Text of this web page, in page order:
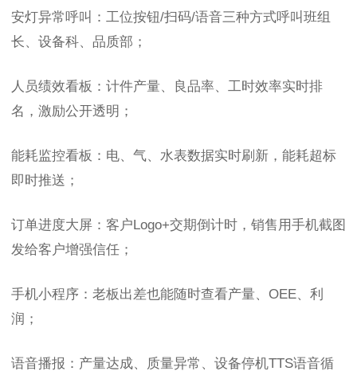
安灯异常呼叫：工位按钮/扫码/语音三种方式呼叫班组
长、设备科、品质部；
人员绩效看板：计件产量、良品率、工时效率实时排
名，激励公开透明；
能耗监控看板：电、气、水表数据实时刷新，能耗超标
即时推送；
订单进度大屏：客户Logo+交期倒计时，销售用手机截图
发给客户增强信任；
手机小程序：老板出差也能随时查看产量、OEE、利
润；
语音播报：产量达成、质量异常、设备停机TTS语音循